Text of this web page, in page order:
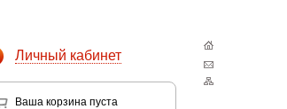
Личный кабинет
Ваша корзина пуста